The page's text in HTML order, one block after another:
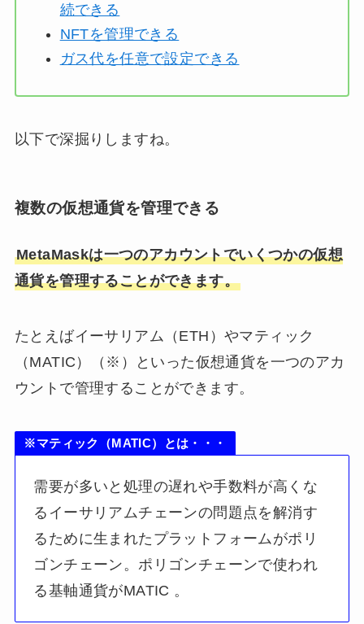
続できる
NFTを管理できる
ガス代を任意で設定できる
以下で深掘りしますね。
複数の仮想通貨を管理できる
MetaMaskは一つのアカウントでいくつかの仮想
通貨を管理することができます。
たとえばイーサリアム（ETH）やマティック
（MATIC）（※）といった仮想通貨を一つのアカ
ウントで管理することができます。
※マティック（MATIC）とは・・・
需要が多いと処理の遅れや手数料が高くな
るイーサリアムチェーンの問題点を解消す
るために生まれたプラットフォームがポリ
ゴンチェーン。ポリゴンチェーンで使われ
る基軸通貨がMATIC 。